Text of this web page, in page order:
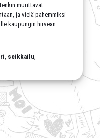
muuttavat
ja vielä pahemmiksi
kaupungin hirveän
seikkailu